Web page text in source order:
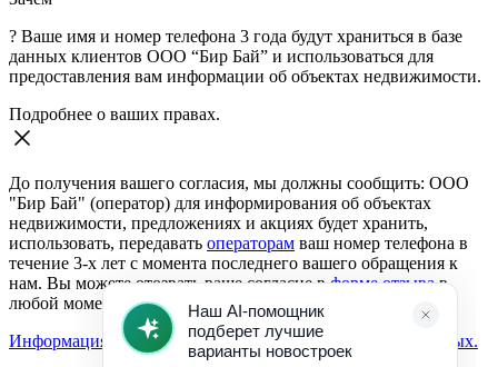
? Ваше имя и номер телефона 3 года будут храниться в базе
данных клиентов ООО “Бир Бай” и использоваться для
предоставления вам информации об объектах недвижимости.
Подробнее о ваших правах.
До получения вашего согласия, мы должны сообщить: ООО
"Бир Бай" (оператор) для информирования об объектах
недвижимости, предложениях и акциях будет хранить,
использовать, передавать операторам ваш номер телефона в
течение 3-х лет с момента последнего вашего обращения к
нам. Вы можете отозвать ваше согласие вформе отзывав
любой момент.
Информация о согласии на обработку персональных данных.